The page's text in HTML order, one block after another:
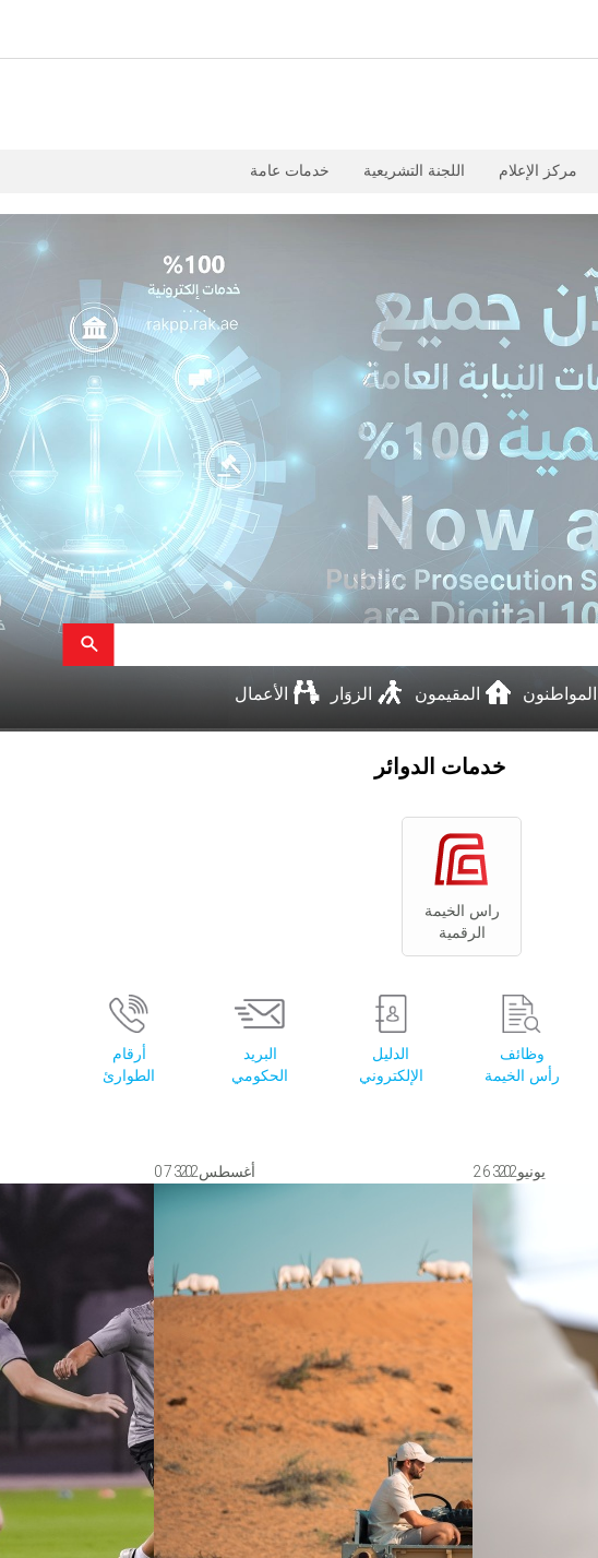
مركز الإعلام اللجنة التشريعية خدمات عامة
المواطنون المقيمون الزوَار الأعمال
خدمات الدوائر
راس الخيمة
الرقمية
وظائف
رأس الخيمة
الدليل
الإلكتروني
البريد
الحكومي
أرقام
الطوارئ
0 7 أغسطس 2 0 2 3 2 6 يونيو 2 0 2 3